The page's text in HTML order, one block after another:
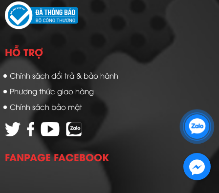
HỖ TRỢ
Chính sách đổi trả & bảo hành
Phương thức giao hàng
Chính sách bảo mật
FANPAGE FACEBOOK
Zalo 2: 0972 14 9900